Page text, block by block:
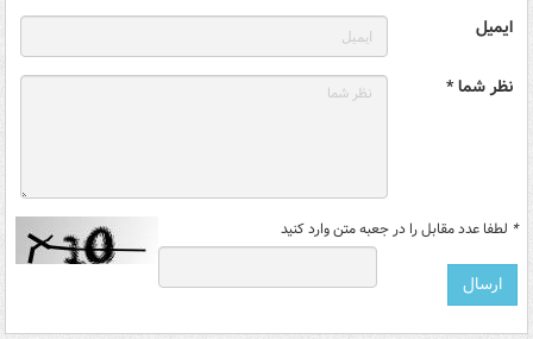
ایمیل
نظر شما *
* لطفا عدد مقابل را در جعبه متن وارد کنید